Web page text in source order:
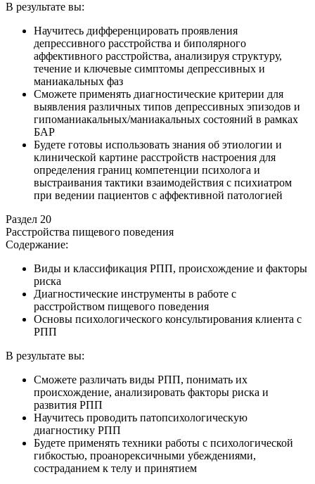
В результате вы:
Научитесь дифференцировать проявления
депрессивного расстройства и биполярного
аффективного расстройства, анализируя структуру,
течение и ключевые симптомы депрессивных и
маниакальных фаз
Сможете применять диагностические критерии для
выявления различных типов депрессивных эпизодов и
гипоманиакальных/маниакальных состояний в рамках
БАР
Будете готовы использовать знания об этиологии и
клинической картине расстройств настроения для
определения границ компетенции психолога и
выстраивания тактики взаимодействия с психиатром
при ведении пациентов с аффективной патологией
Раздел 20
Расстройства пищевого поведения
Содержание:
Виды и классификация РПП, происхождение и факторы
риска
Диагностические инструменты в работе с
расстройством пищевого поведения
Основы психологического консультирования клиента с
РПП
В результате вы:
Сможете различать виды РПП, понимать их
происхождение, анализировать факторы риска и
развития РПП
Научитесь проводить патопсихологическую
диагностику РПП
Будете применять техники работы с психологической
гибкостью, проанорексичными убеждениями,
состраданием к телу и принятием